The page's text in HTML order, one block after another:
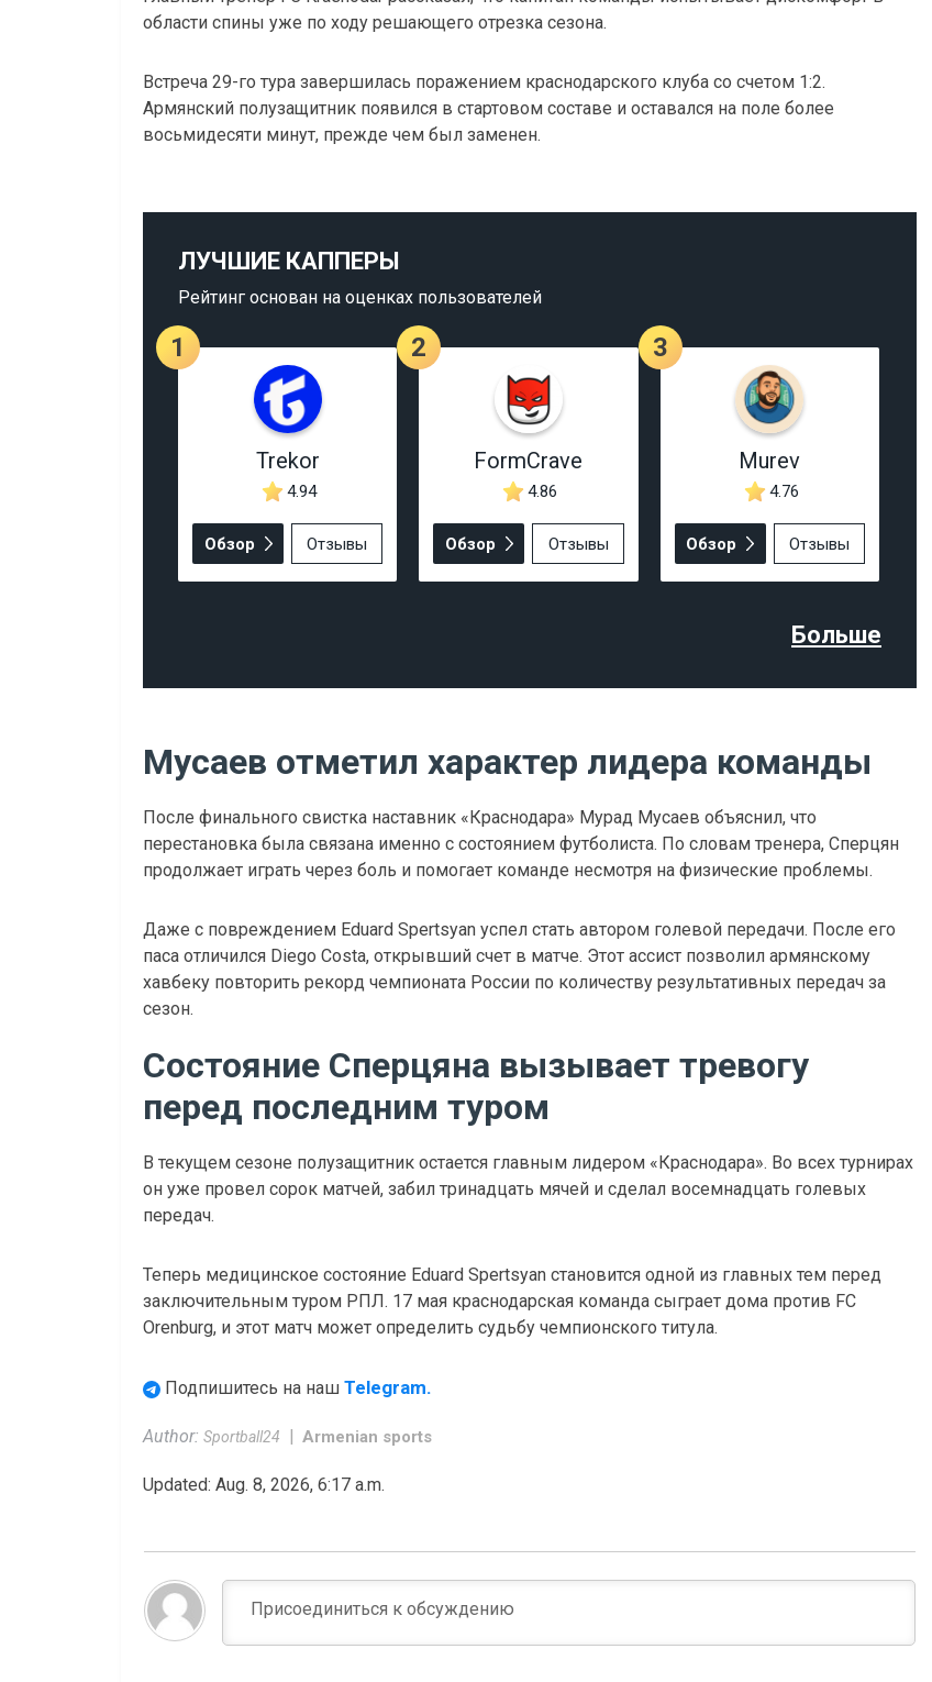
области спины уже по ходу решающего отрезка сезона.
Встреча 29-го тура завершилась поражением краснодарского клуба со счетом 1:2.
Армянский полузащитник появился в стартовом составе и оставался на поле более
восьмидесяти минут, прежде чем был заменен.
ЛУЧШИЕ КАППЕРЫ
Рейтинг основан на оценках пользователей
1
Trekor
4.94
Обзор Отзывы
2
FormCrave
4.86
Обзор Отзывы
3
Murev
4.76
Обзор Отзывы
Больше
Мусаев отметил характер лидера команды
После финального свистка наставник «Краснодара» Мурад Мусаев объяснил, что
перестановка была связана именно с состоянием футболиста. По словам тренера, Сперцян
продолжает играть через боль и помогает команде несмотря на физические проблемы.
Даже с повреждением Eduard Spertsyan успел стать автором голевой передачи. После его
паса отличился Diego Costa, открывший счет в матче. Этот ассист позволил армянскому
хавбеку повторить рекорд чемпионата России по количеству результативных передач за
сезон.
Состояние Сперцяна вызывает тревогу
перед последним туром
В текущем сезоне полузащитник остается главным лидером «Краснодара». Во всех турнирах
он уже провел сорок матчей, забил тринадцать мячей и сделал восемнадцать голевых
передач.
Теперь медицинское состояние Eduard Spertsyan становится одной из главных тем перед
заключительным туром РПЛ. 17 мая краснодарская команда сыграет дома против FC
Orenburg, и этот матч может определить судьбу чемпионского титула.
Подпишитесь на наш Telegram.
Author: Sportball24 Armenian sports
Updated: Aug. 8, 2026, 6:17 a.m.